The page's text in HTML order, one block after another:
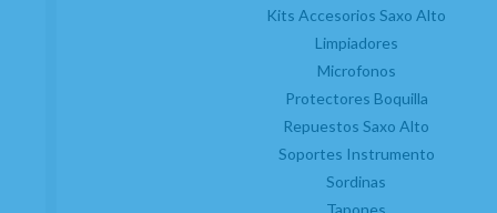
Kits Accesorios Saxo Alto
Limpiadores
Microfonos
Protectores Boquilla
Repuestos Saxo Alto
Soportes Instrumento
Sordinas
Tapones